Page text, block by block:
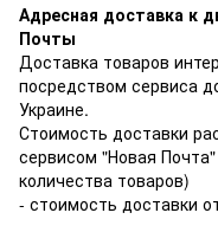
Адресная доставка к
Почты
Доставка товаров
посредством сервиса
Украине.
Стоимость доставки
сервисом "Новая
количества товаров)
- стоимость доставки